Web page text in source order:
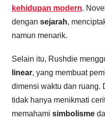
kehidupan modern.
dengan sejarah,
namun menarik.
Selain itu, Rushdie
linear, yang membuat
dimensi waktu dan ruang.
tidak hanya menikmati
memahami simbolisme